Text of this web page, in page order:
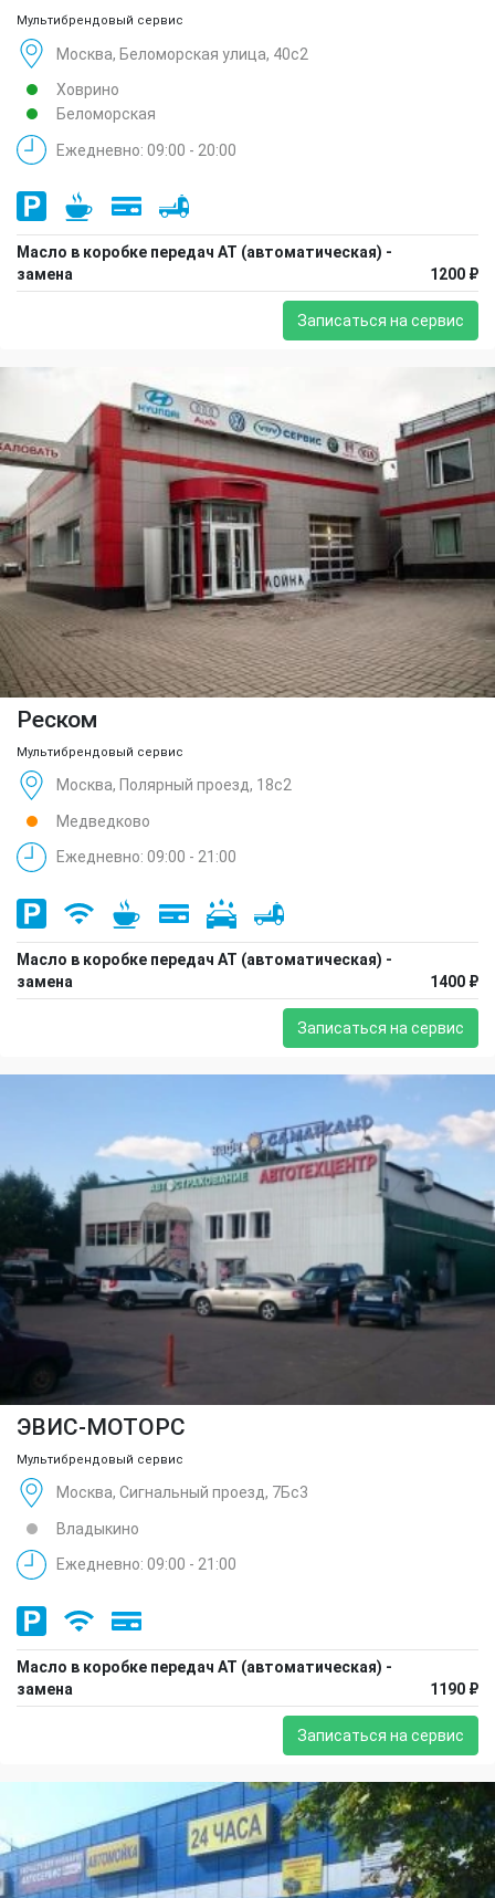
Мультибрендовый сервис
Москва, Беломорская улица, 40с2
Ховрино
Беломорская
Ежедневно: 09:00 - 20:00
Масло в коробке передач АТ (автоматическая) -
замена
1200 ₽
Записаться на сервис
Реском
Мультибрендовый сервис
Москва, Полярный проезд, 18с2
Медведково
Ежедневно: 09:00 - 21:00
Масло в коробке передач АТ (автоматическая) -
замена
1400 ₽
Записаться на сервис
ЭВИС-МОТОРС
Мультибрендовый сервис
Москва, Сигнальный проезд, 7Бс3
Владыкино
Ежедневно: 09:00 - 21:00
Масло в коробке передач АТ (автоматическая) -
замена
1190 ₽
Записаться на сервис